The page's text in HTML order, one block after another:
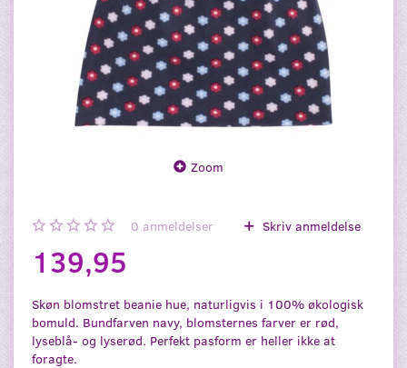
Zoom
0 anmeldelser Skriv anmeldelse
139,95
Skøn blomstret beanie hue, naturligvis i 100% økologisk
bomuld. Bundfarven navy, blomsternes farver er rød,
lyseblå- og lyserød. Perfekt pasform er heller ikke at
foragte.